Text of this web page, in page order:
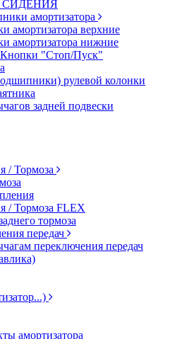
СИДЕНИЯ
амортизатора
амортизатора верхние
амортизатора нижние
"Стоп/Пуск"
рулевой колонки
задней подвески
/ Тормоза
/ Тормоза FLEX
тормоза
передач
переключения передач
амортизатора